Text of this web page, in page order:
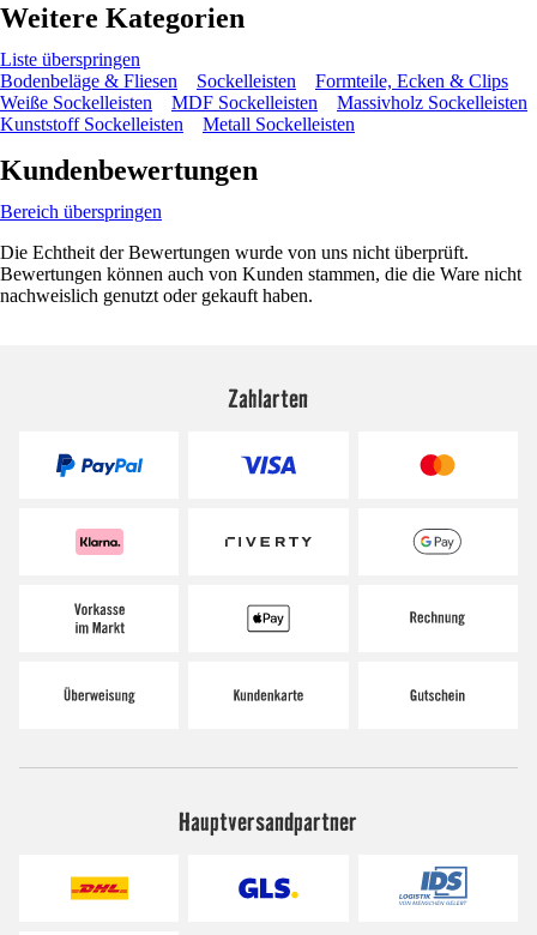
Weitere Kategorien
Liste überspringen
Bodenbeläge & Fliesen
Sockelleisten
Formteile, Ecken & Clips
Weiße Sockelleisten
MDF Sockelleisten
Massivholz Sockelleisten
Kunststoff Sockelleisten
Metall Sockelleisten
Kundenbewertungen
Bereich überspringen
Die Echtheit der Bewertungen wurde von uns nicht überprüft.
Bewertungen können auch von Kunden stammen, die die Ware nicht
nachweislich genutzt oder gekauft haben.
Zahlarten
Hauptversandpartner